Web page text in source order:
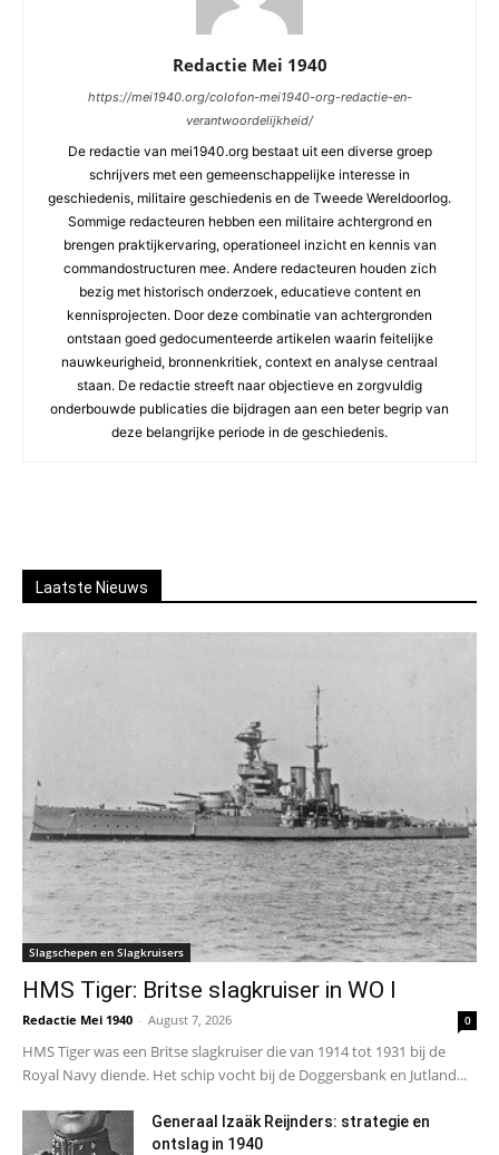
Redactie Mei 1940
https://mei1940.org/colofon-mei1940-org-redactie-en-
verantwoordelijkheid/
De redactie van mei1940.org bestaat uit een diverse groep
schrijvers met een gemeenschappelijke interesse in
geschiedenis, militaire geschiedenis en de Tweede Wereldoorlog.
Sommige redacteuren hebben een militaire achtergrond en
brengen praktijkervaring, operationeel inzicht en kennis van
commandostructuren mee. Andere redacteuren houden zich
bezig met historisch onderzoek, educatieve content en
kennisprojecten. Door deze combinatie van achtergronden
ontstaan goed gedocumenteerde artikelen waarin feitelijke
nauwkeurigheid, bronnenkritiek, context en analyse centraal
staan. De redactie streeft naar objectieve en zorgvuldig
onderbouwde publicaties die bijdragen aan een beter begrip van
deze belangrijke periode in de geschiedenis.
Laatste Nieuws
Slagschepen en Slagkruisers
HMS Tiger: Britse slagkruiser in WO I
Redactie Mei 1940 - August 7, 2026 0
HMS Tiger was een Britse slagkruiser die van 1914 tot 1931 bij de
Royal Navy diende. Het schip vocht bij de Doggersbank en Jutland...
Generaal Izaäk Reijnders: strategie en
ontslag in 1940